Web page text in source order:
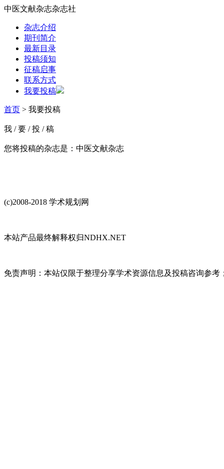
中医文献杂志杂志社
杂志介绍
期刊简介
最新目录
投稿须知
征稿启事
联系方式
我要投稿
首页 > 我要投稿
我 /要 /投 /稿
您将投稿的杂志是： 中医文献杂志
(c)2008-2018 学术规划网
本站产品最终解释权归NDHX.NET
免责声明：本站仅限于整理分享学术资源信息及投稿咨询参